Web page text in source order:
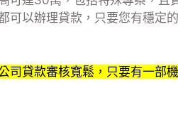
可以辦理貸款，只要您有穩定
司貸款審核寬鬆，只要有一部